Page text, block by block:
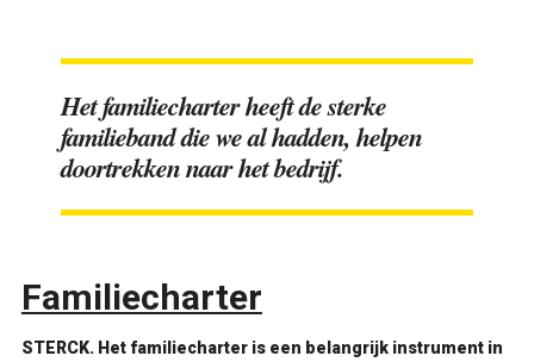
Het familiecharter heeft de sterke
familieband die we al hadden, helpen
doortrekken naar het bedrijf.
Familiecharter
STERCK. Het familiecharter is een belangrijk instrument in